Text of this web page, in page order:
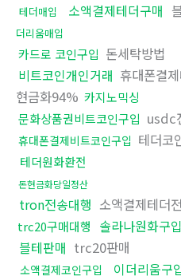
테더매입 소액결제테더구매
더리움매입
카드로 코인구입 돈세탁방법
비트코인개인거래 휴대폰결
현금화94% 카지노믹싱
문화상품권비트코인구입 usdc
휴대폰결제비트코인구입 테더코
테더원화환전
돈현금화당일정산
tron전송대행 소액결제테더
trc20구매대행
솔라나원화구입
블테판매 trc20판매
소액결제코인구입 이더리움구